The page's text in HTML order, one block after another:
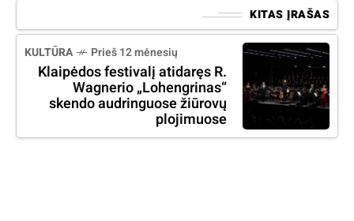
KITAS ĮRAŠAS
KULTŪRA Prieš 12 mėnesių
Klaipėdos festivalį atidaręs R.
Wagnerio „Lohengrinas“
skendo audringuose žiūrovų
plojimuose